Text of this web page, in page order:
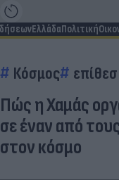
ΕλλάδαΠολιτική
Κόσμος
Πώς η Χαμάς
σε έναν από
στον κόσμο